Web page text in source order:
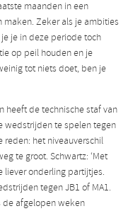
maanden in een
Zeker als je ambities
je in deze periode toch
op peil houden en je
tot niets doet, ben je
heeft de technische staf van
wedstrijden te spelen tegen
reden: het niveauverschil
te groot. Schwartz: ‘Met
liever onderling partijtjes.
tegen JB1 of MA1.
de afgelopen weken